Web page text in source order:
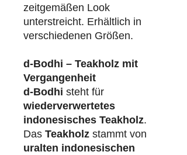
zeitgemäßen Look
unterstreicht. Erhältlich in
verschiedenen Größen.
d-Bodhi – Teakholz mit
Vergangenheit
d-Bodhi steht für
wiederverwertetes
indonesisches Teakholz.
Das Teakholz stammt von
uralten indonesischen